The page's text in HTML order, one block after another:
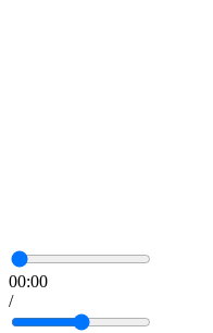
00:00
/